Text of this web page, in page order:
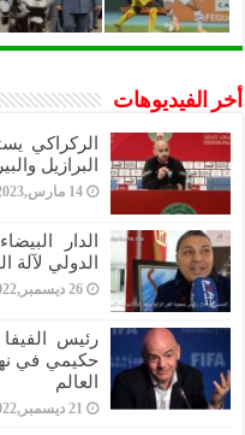
أخر الفيديوهات
البرازيل
14 مارس,2023
الدار
الدولي لآلة
26 ديسمبر,2022
رئيس
حكيمي في
العالم
21 ديسمبر,2022